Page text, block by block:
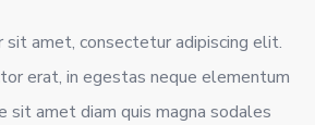
sit amet, consectetur adipiscing elit.
erat, in egestas neque elementum
sit amet diam quis magna sodales